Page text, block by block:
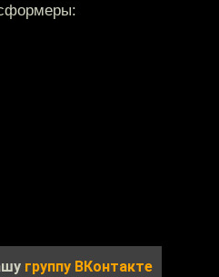
группу ВКонтакте